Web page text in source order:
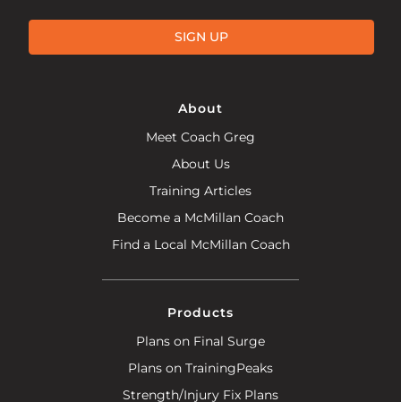
SIGN UP
About
Meet Coach Greg
About Us
Training Articles
Become a McMillan Coach
Find a Local McMillan Coach
Products
Plans on Final Surge
Plans on TrainingPeaks
Strength/Injury Fix Plans